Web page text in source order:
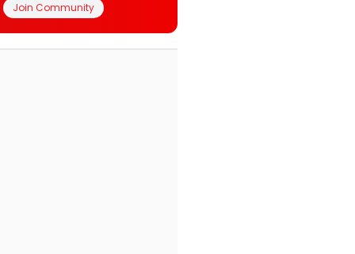
Join Community